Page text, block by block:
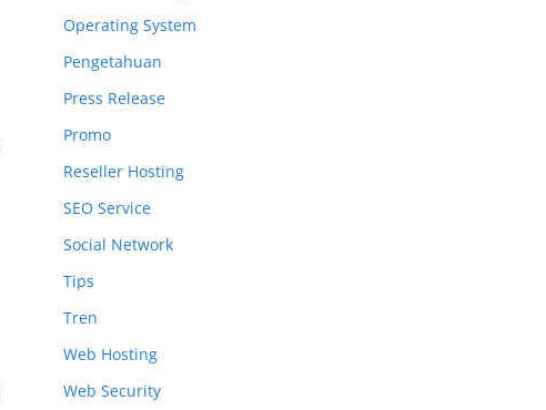
Operating System
Pengetahuan
Press Release
Promo
Reseller Hosting
SEO Service
Social Network
Tips
Tren
Web Hosting
Web Security